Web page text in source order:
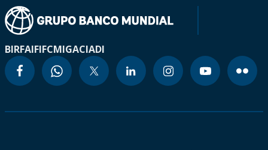
BIRFAIFIFCMIGACIADI